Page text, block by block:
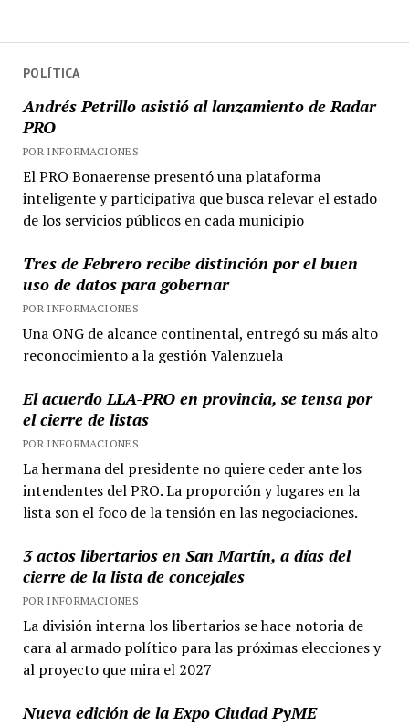
POLÍTICA
Andrés Petrillo asistió al lanzamiento de Radar
PRO
POR INFORMACIONES
El PRO Bonaerense presentó una plataforma
inteligente y participativa que busca relevar el estado
de los servicios públicos en cada municipio
Tres de Febrero recibe distinción por el buen
uso de datos para gobernar
POR INFORMACIONES
Una ONG de alcance continental, entregó su más alto
reconocimiento a la gestión Valenzuela
El acuerdo LLA-PRO en provincia, se tensa por
el cierre de listas
POR INFORMACIONES
La hermana del presidente no quiere ceder ante los
intendentes del PRO. La proporción y lugares en la
lista son el foco de la tensión en las negociaciones.
3 actos libertarios en San Martín, a días del
cierre de la lista de concejales
POR INFORMACIONES
La división interna los libertarios se hace notoria de
cara al armado político para las próximas elecciones y
al proyecto que mira el 2027
Nueva edición de la Expo Ciudad PyME